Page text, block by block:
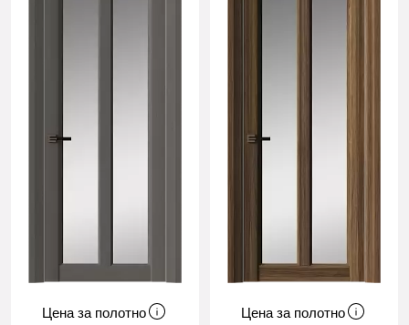
Цена за полотно Цена за полотно